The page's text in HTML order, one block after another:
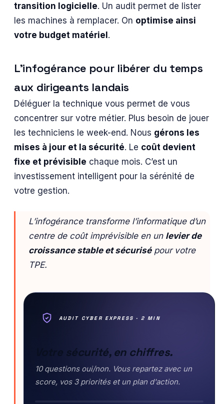
transition logicielle. Un audit permet de lister
les machines à remplacer. On optimise ainsi
votre budget matériel .
L’infogérance pour libérer du temps
aux dirigeants landais
Déléguer la technique vous permet de vous
concentrer sur votre métier. Plus besoin de jouer
les techniciens le week-end. Nous gérons les
mises à jour et la sécurité. Le coût devient
fixe et prévisible chaque mois. C’est un
investissement intelligent pour la sérénité de
votre gestion.
L’infogérance transforme l’informatique d’un
centre de coût imprévisible en un levier de
croissance stable et sécurisépour votre
TPE.
AUDIT CYBER EXPRESS · 2 MIN
Votre sécurité, en chiffres.
10 questions oui/non. Vous repartez avec un
score, vos 3 priorités et un plan d'action.